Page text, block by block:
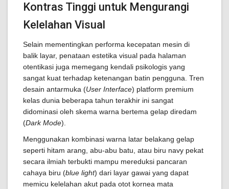
Kontras Tinggi untuk Mengurangi
Kelelahan Visual
Selain mementingkan performa kecepatan mesin di
balik layar, penataan estetika visual pada halaman
otentikasi juga memegang kendali psikologis yang
sangat kuat terhadap ketenangan batin pengguna. Tren
desain antarmuka (User Interface) platform premium
kelas dunia beberapa tahun terakhir ini sangat
didominasi oleh skema warna bertema gelap diredam
(Dark Mode).
Menggunakan kombinasi warna latar belakang gelap
seperti hitam arang, abu-abu batu, atau biru navy pekat
secara ilmiah terbukti mampu mereduksi pancaran
cahaya biru (blue light) dari layar gawai yang dapat
memicu kelelahan akut pada otot kornea mata